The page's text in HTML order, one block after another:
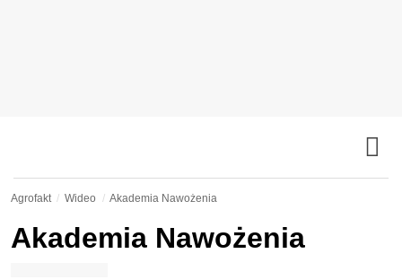
Agrofakt Wideo Akademia Nawożenia
Akademia Nawożenia